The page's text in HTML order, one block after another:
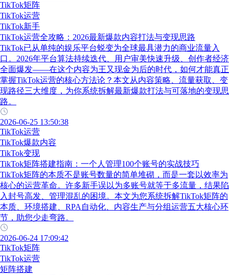
TikTok矩阵
TikTok运营
TikTok新手
TikTok运营全攻略：2026最新爆款内容打法与变现思路
TikTok已从单纯的娱乐平台蜕变为全球最具潜力的商业流量入
口。2026年平台算法持续迭代、用户审美快速升级、创作者经济
全面爆发——在这个内容为王又现金为后的时代，如何才能真正
掌握TikTok运营的核心方法论？本文从内容策略、流量获取、变
现路径三大维度，为你系统拆解最新爆款打法与可落地的变现思
路。
2026-06-25 13:50:38
TikTok运营
TikTok爆款内容
TikTok变现
TikTok矩阵搭建指南：一个人管理100个账号的实战技巧
TikTok矩阵的本质不是账号数量的简单堆砌，而是一套以效率为
核心的运营革命。许多新手误以为多账号就等于多流量，结果陷
入封号高发、管理混乱的困境。本文为您系统拆解TikTok矩阵的
本质、环境搭建、RPA自动化、内容生产与分组运营五大核心环
节，助您少走弯路。
2026-06-24 17:09:42
TikTok矩阵
TikTok运营
矩阵搭建